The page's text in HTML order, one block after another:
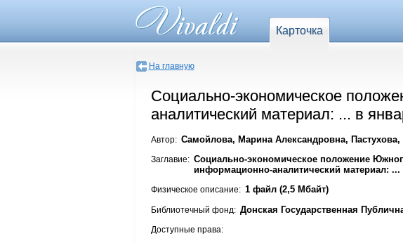
Карточка
На главную
Социально-экономическое
аналитический материал: ... в
Автор: Самойлова, Марина Александровна,
Заглавие: Социально-экономическое положение
информационно-аналитический материал: ...
Физическое описание: 1 файл (2,5 Мбайт)
Библиотечный фонд: Донская Государственная
Доступные права: